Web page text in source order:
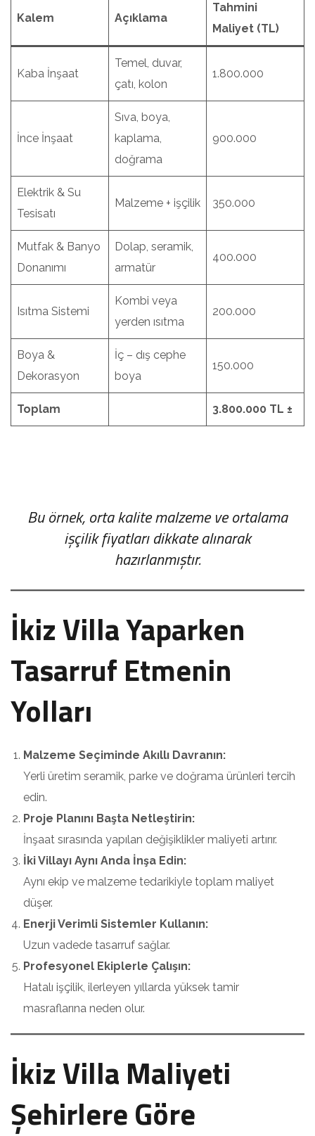
Kalem Açıklama
Tahmini
Maliyet (TL)
Kaba İnşaat
Temel, duvar,
çatı, kolon
1.800.000
İnce İnşaat
Sıva, boya,
kaplama,
doğrama
900.000
Elektrik & Su
Tesisatı
Malzeme + işçilik 350.000
Mutfak & Banyo
Donanımı
Dolap, seramik,
armatür
400.000
Isıtma Sistemi
Kombi veya
yerden ısıtma
200.000
Boya &
Dekorasyon
İç – dış cephe
boya
150.000
Toplam 3.800.000 TL ±
Bu örnek, orta kalite malzeme ve ortalama
işçilik fiyatları dikkate alınarak
hazırlanmıştır.
İkiz Villa Yaparken
Tasarruf Etmenin
Yolları
Malzeme Seçiminde Akıllı Davranın:
Yerli üretim seramik, parke ve doğrama ürünleri tercih
edin.
Proje Planını Başta Netleştirin:
İnşaat sırasında yapılan değişiklikler maliyeti artırır.
İki Villayı Aynı Anda İnşa Edin:
Aynı ekip ve malzeme tedarikiyle toplam maliyet
düşer.
Enerji Verimli Sistemler Kullanın:
Uzun vadede tasarruf sağlar.
Profesyonel Ekiplerle Çalışın:
Hatalı işçilik, ilerleyen yıllarda yüksek tamir
masraflarına neden olur.
İkiz Villa Maliyeti
Şehirlere Göre